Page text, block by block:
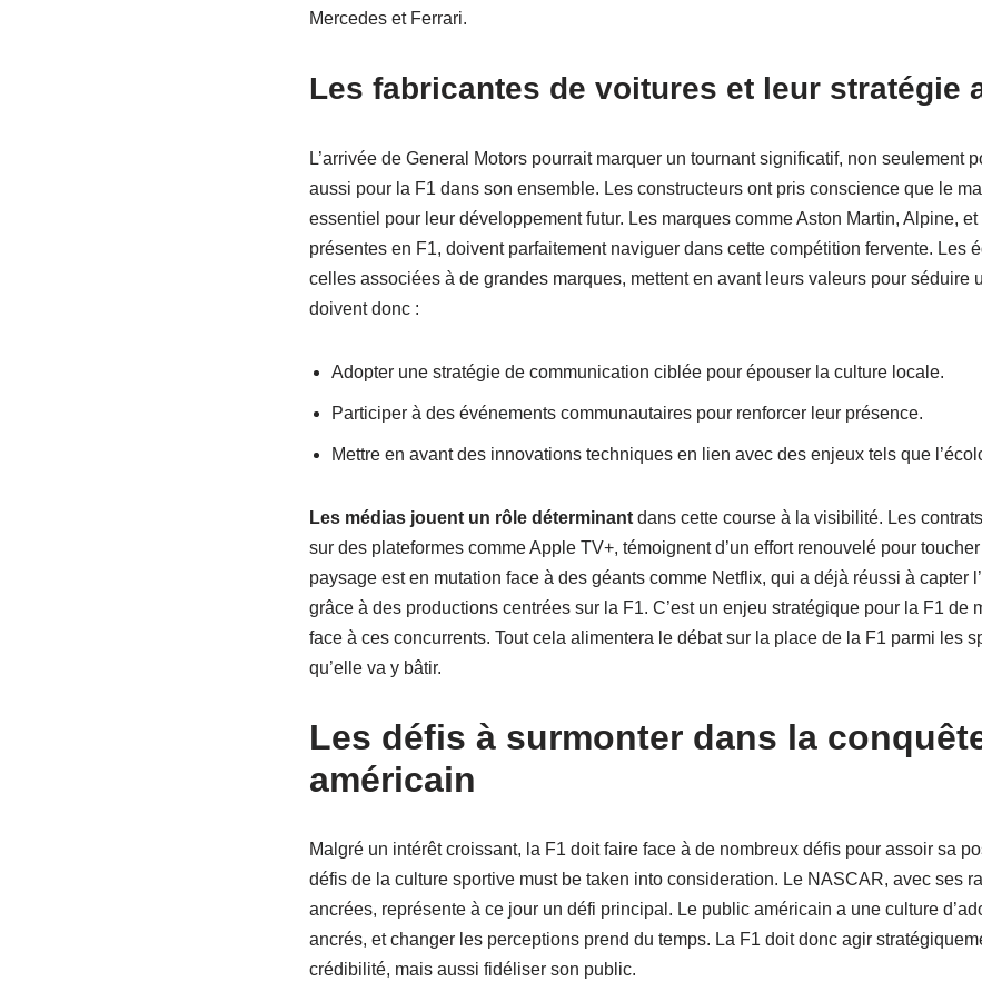
Mercedes et Ferrari.
Les fabricantes de voitures et leur stratégie
L’arrivée de General Motors pourrait marquer un tournant significatif, non seulement
aussi pour la F1 dans son ensemble. Les constructeurs ont pris conscience que le
essentiel pour leur développement futur. Les marques comme Aston Martin, Alpine,
présentes en F1, doivent parfaitement naviguer dans cette compétition fervente. Les
celles associées à de grandes marques, mettent en avant leurs valeurs pour séduire
doivent donc :
Adopter une stratégie de communication ciblée pour épouser la culture locale.
Participer à des événements communautaires pour renforcer leur présence.
Mettre en avant des innovations techniques en lien avec des enjeux tels que
Les médias jouent un rôle déterminantdans cette course à la visibilité. Les
sur des plateformes comme Apple TV+, témoignent d’un effort renouvelé pour
paysage est en mutation face à des géants comme Netflix, qui a déjà réussi à capter
grâce à des productions centrées sur la F1. C’est un enjeu stratégique pour la F1 de
face à ces concurrents. Tout cela alimentera le débat sur la place de la F1 parmi les
qu’elle va y bâtir.
Les défis à surmonter dans la
américain
Malgré un intérêt croissant, la F1 doit faire face à de nombreux défis pour assoir sa
défis de la culture sportive must be taken into consideration. Le NASCAR, avec ses
ancrées, représente à ce jour un défi principal. Le public américain a une culture
ancrés, et changer les perceptions prend du temps. La F1 doit donc agir
crédibilité, mais aussi fidéliser son public.